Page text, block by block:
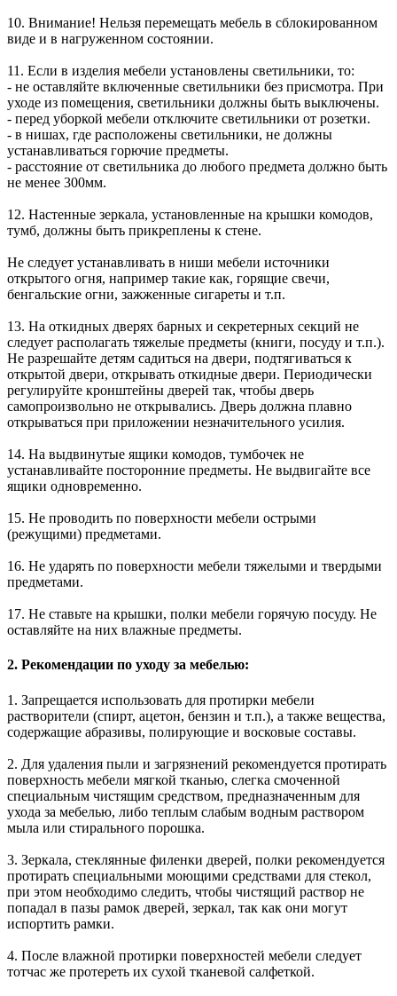
10. Внимание! Нельзя перемещать мебель в сблокированном
виде и в нагруженном состоянии.
11. Если в изделия мебели установлены светильники, то:
- не оставляйте включенные светильники без присмотра. При
уходе из помещения, светильники должны быть выключены.
- перед уборкой мебели отключите светильники от розетки.
- в нишах, где расположены светильники, не должны
устанавливаться горючие предметы.
- расстояние от светильника до любого предмета должно быть
не менее 300мм.
12. Настенные зеркала, установленные на крышки комодов,
тумб, должны быть прикреплены к стене.
Не следует устанавливать в ниши мебели источники
открытого огня, например такие как, горящие свечи,
бенгальские огни, зажженные сигареты и т.п.
13. На откидных дверях барных и секретерных секций не
следует располагать тяжелые предметы (книги, посуду и т.п.).
Не разрешайте детям садиться на двери, подтягиваться к
открытой двери, открывать откидные двери. Периодически
регулируйте кронштейны дверей так, чтобы дверь
самопроизвольно не открывались. Дверь должна плавно
открываться при приложении незначительного усилия.
14. На выдвинутые ящики комодов, тумбочек не
устанавливайте посторонние предметы. Не выдвигайте все
ящики одновременно.
15. Не проводить по поверхности мебели острыми
(режущими) предметами.
16. Не ударять по поверхности мебели тяжелыми и твердыми
предметами.
17. Не ставьте на крышки, полки мебели горячую посуду. Не
оставляйте на них влажные предметы.
2. Рекомендации по уходу за мебелью:
1. Запрещается использовать для протирки мебели
растворители (спирт, ацетон, бензин и т.п.), а также вещества,
содержащие абразивы, полирующие и восковые составы.
2. Для удаления пыли и загрязнений рекомендуется протирать
поверхность мебели мягкой тканью, слегка смоченной
специальным чистящим средством, предназначенным для
ухода за мебелью, либо теплым слабым водным раствором
мыла или стирального порошка.
3. Зеркала, стеклянные филенки дверей, полки рекомендуется
протирать специальными моющими средствами для стекол,
при этом необходимо следить, чтобы чистящий раствор не
попадал в пазы рамок дверей, зеркал, так как они могут
испортить рамки.
4. После влажной протирки поверхностей мебели следует
тотчас же протереть их сухой тканевой салфеткой.